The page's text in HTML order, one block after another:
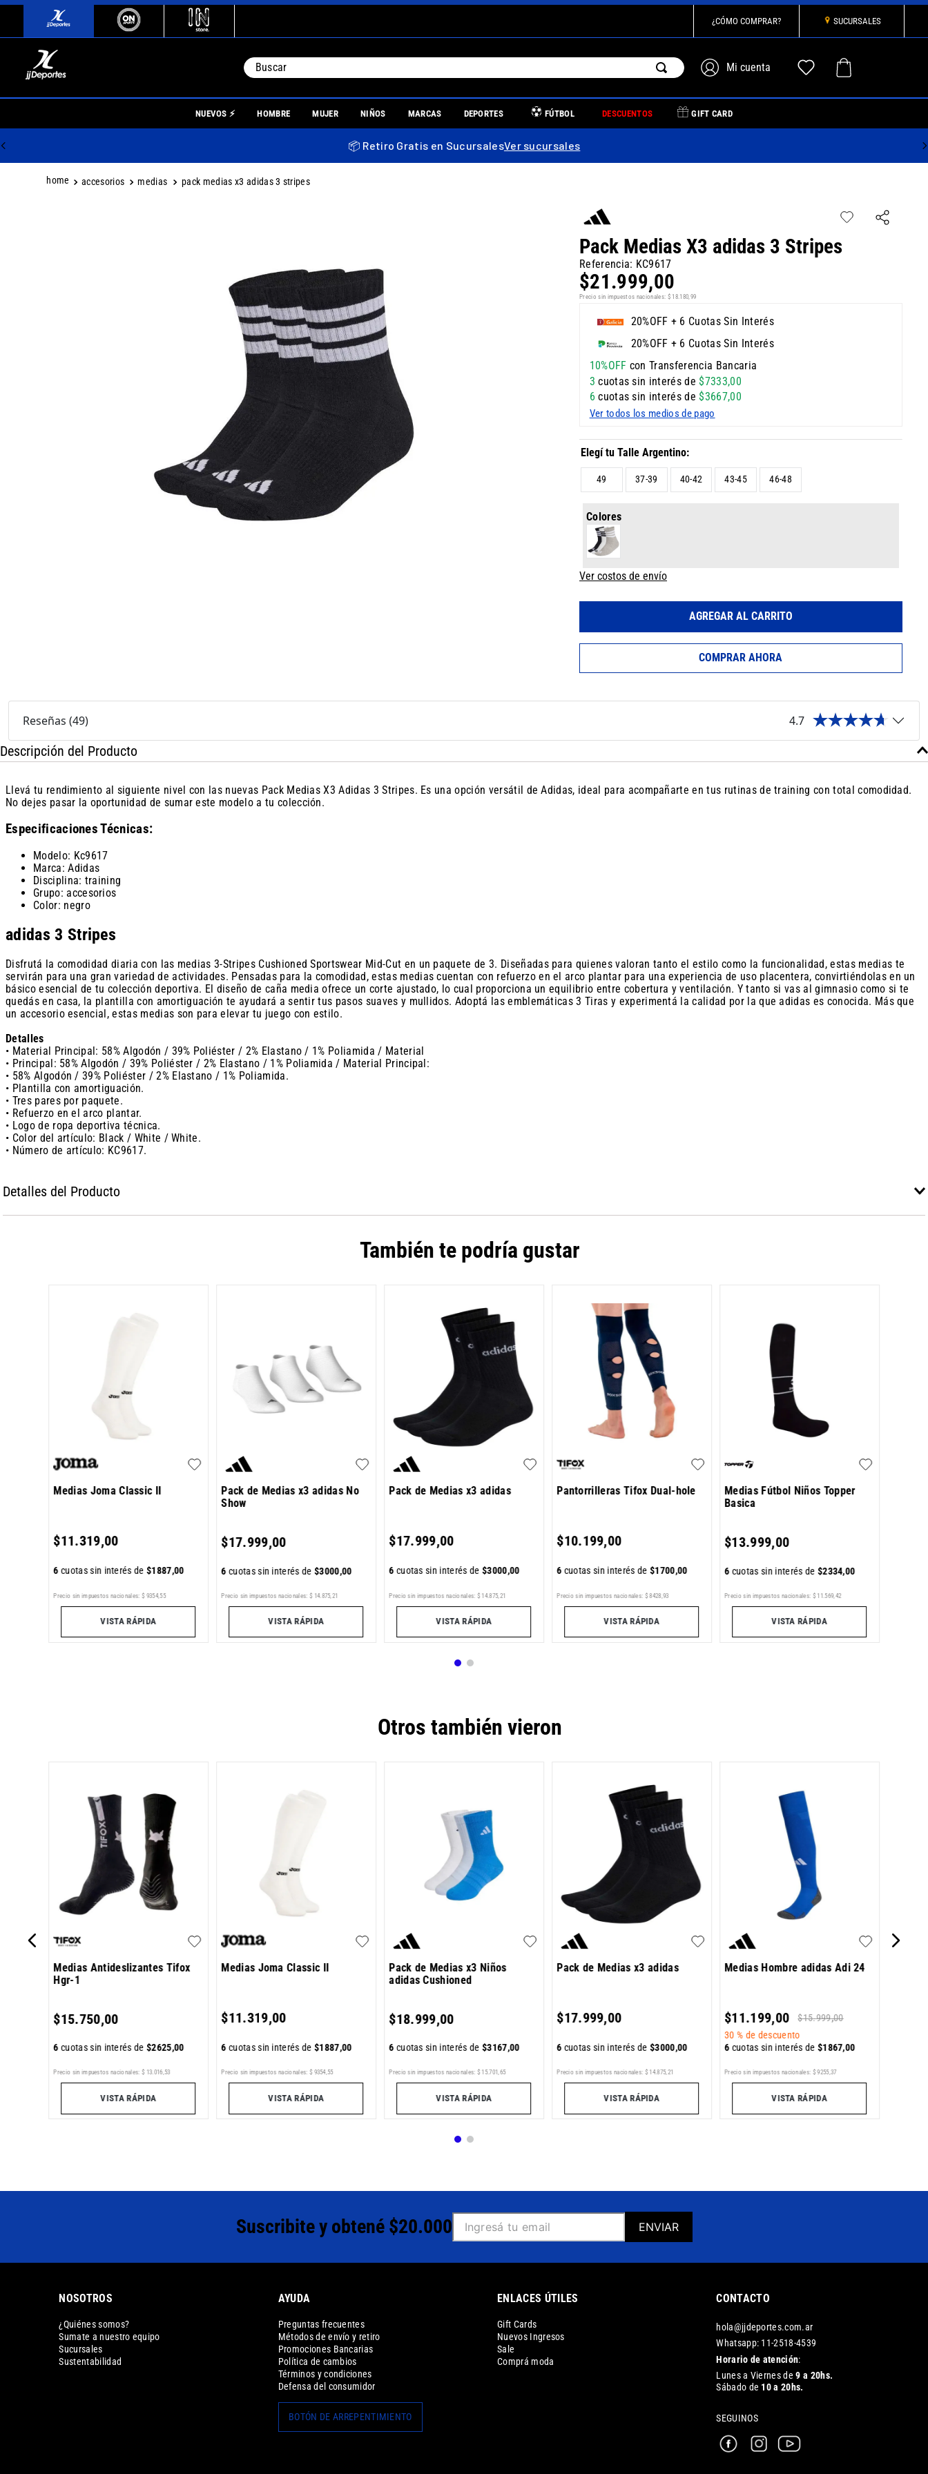
¿CÓMO COMPRAR? SUCURSALES
Buscar
NUEVOS ⚡ HOMBRE MUJER NIÑOS MARCAS DEPORTES FÚTBOL DESCUENTOS GIFT CARD
📦 Retiro Gratis en SucursalesVer sucursales
accesorios medias pack medias x3 adidas 3 stripes
Pack Medias X3 adidas 3 Stripes
Referencia: KC9617
$21.999,00
Precio sin impuestos nacionales: $ 18. 180 99
20%OFF + 6 Cuotas Sin Interés
20%OFF + 6 Cuotas Sin Interés
10%OFF con Transferencia Bancaria
3 cuotas sin interés de$7333,00
6 cuotas sin interés de$3667,00
Ver todos los medios de pago
49 37-39 40-42 43-45 46-48
Colores
Ver costos de envío
AGREGAR AL CARRITO
COMPRAR AHORA
Reseñas (49) 4.7
Descripción del Producto
Llevá tu rendimiento al siguiente nivel con las nuevas Pack Medias X3 Adidas 3 Stripes. Es una opción versátil de Adidas, ideal para acompañarte en tus rutinas de training con total comodidad.
No dejes pasar la oportunidad de sumar este modelo a tu colección.
Especificaciones Técnicas:
Modelo: Kc9617
Marca: Adidas
Disciplina: training
Grupo: accesorios
Color: negro
adidas 3 Stripes
Disfrutá la comodidad diaria con las medias 3-Stripes Cushioned Sportswear Mid-Cut en un paquete de 3. Diseñadas para quienes valoran tanto el estilo como la funcionalidad, estas medias te
servirán para una gran variedad de actividades. Pensadas para la comodidad, estas medias cuentan con refuerzo en el arco plantar para una experiencia de uso placentera, convirtiéndolas en un
básico esencial de tu colección deportiva. El diseño de caña media ofrece un corte ajustado, lo cual proporciona un equilibrio entre cobertura y ventilación. Y tanto si vas al gimnasio como si te
quedás en casa, la plantilla con amortiguación te ayudará a sentir tus pasos suaves y mullidos. Adoptá las emblemáticas 3 Tiras y experimentá la calidad por la que adidas es conocida. Más que
un accesorio esencial, estas medias son para elevar tu juego con estilo.
Detalles
• Material Principal: 58% Algodón / 39% Poliéster / 2% Elastano / 1% Poliamida / Material
• Principal: 58% Algodón / 39% Poliéster / 2% Elastano / 1% Poliamida / Material Principal:
• 58% Algodón / 39% Poliéster / 2% Elastano / 1% Poliamida.
• Plantilla con amortiguación.
• Tres pares por paquete.
• Refuerzo en el arco plantar.
• Logo de ropa deportiva técnica.
• Color del artículo: Black / White / White.
• Número de artículo: KC9617.
Detalles del Producto
También te podría gustar
Medias Joma Classic II
$11.319,00
6cuotas sin interés de$1887,00
Precio sin impuestos nacionales: $ 9354 ,55
VISTA RÁPIDA
Pack de Medias x3 adidas No
Show
$17.999,00
6cuotas sin interés de$3000,00
Precio sin impuestos nacionales: $ 14 875 21
VISTA RÁPIDA
Pack de Medias x3 adidas
$17.999,00
6cuotas sin interés de$3000,00
Precio sin impuestos nacionales: $ 14 .875 21
VISTA RÁPIDA
Pantorrilleras Tifox Dual-hole
$10.199,00
6cuotas sin interés de$1700,00
Precio sin impuestos nacionales: $ 8428 ,93
VISTA RÁPIDA
Medias Fútbol Niños Topper
Basica
$13.999,00
6cuotas sin interés de$2334,00
Precio sin impuestos nacionales: $ 11 .569 42
VISTA RÁPIDA
Otros también vieron
Medias Antideslizantes Tifox
Hgr-1
$15.750,00
6cuotas sin interés de$2625,00
Precio sin impuestos nacionales: $ 13.016,53
VISTA RÁPIDA
Medias Joma Classic II
$11.319,00
6cuotas sin interés de$1887,00
Precio sin impuestos nacionales: $ 9354,55
VISTA RÁPIDA
Pack de Medias x3 Niños
adidas Cushioned
$18.999,00
6cuotas sin interés de$3167,00
Precio sin impuestos nacionales: $ 15.701,65
VISTA RÁPIDA
Pack de Medias x3 adidas
$17.999,00
6cuotas sin interés de$3000,00
Precio sin impuestos nacionales: $ 14.875,21
VISTA RÁPIDA
Medias Hombre adidas Adi 24
$11.199,00 $15.999,00
30 % de descuento
6cuotas sin interés de$1867,00
Precio sin impuestos nacionales: $ 9255,37
VISTA RÁPIDA
Suscribite y obtené $20.000 ENVIAR
NOSOTROS
¿Quiénes somos?
Sumate a nuestro equipo
Sucursales
Sustentabilidad
AYUDA
Preguntas frecuentes
Métodos de envío y retiro
Promociones Bancarias
Política de cambios
Términos y condiciones
Defensa del consumidor
BOTÓN DE ARREPENTIMIENTO
ENLACES ÚTILES
Gift Cards
Nuevos Ingresos
Sale
Comprá moda
CONTACTO
hola@jjdeportes.com.ar
Whatsapp: 11-2518-4539
Horario de atención:
Lunes a Viernes de9 a 20hs.
Sábado de 10 a 20hs.
SEGUINOS
TÉRMINOS MÁS BUSCADOS
1.
river
3.
boca
4.
hombre
. boca juniors